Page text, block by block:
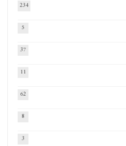
234
5
37
11
62
8
3